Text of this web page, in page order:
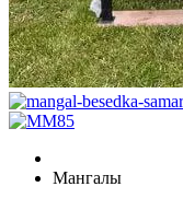
Мангалы